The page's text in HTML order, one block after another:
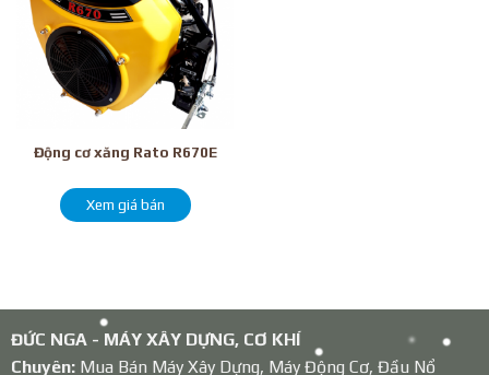
Động cơ xăng Rato R670E
Xem giá bán
ĐỨC NGA - MÁY XÂY DỰNG, CƠ KHÍ
Chuyên:Mua Bán Máy Xây Dựng, Máy Động Cơ, Đầu Nổ